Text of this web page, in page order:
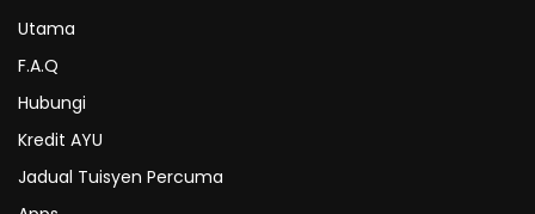
Utama
F.A.Q
Hubungi
Kredit AYU
Jadual Tuisyen Percuma